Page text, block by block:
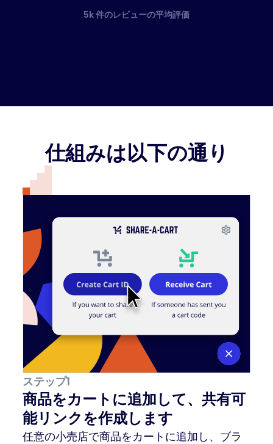
5k 件のレビューの平均評価
仕組みは以下の通り
ステップ1
商品をカートに追加して、共有可
能リンクを作成します
任意の小売店で商品をカートに追加し、ブラ